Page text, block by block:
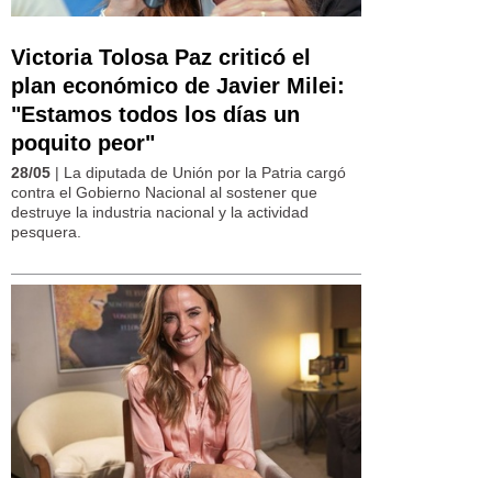
Victoria Tolosa Paz criticó el
plan económico de Javier Milei:
"Estamos todos los días un
poquito peor"
28/05 | La diputada de Unión por la Patria cargó
contra el Gobierno Nacional al sostener que
destruye la industria nacional y la actividad
pesquera.